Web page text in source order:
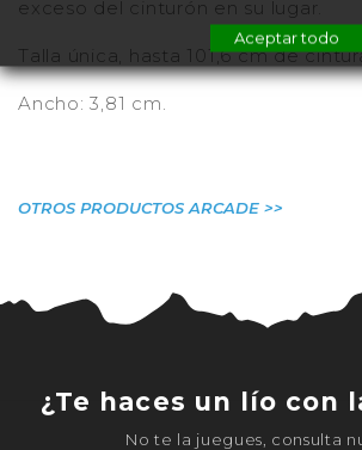
exceso del cinturón en su lugar.
Talla única, hasta 101,6 cm de
Ancho: 3,81 cm.
OTROS PRODUCTOS ARCADE >>
¿Te haces un lío con
No te la juegues, consulta
Aceptar todo